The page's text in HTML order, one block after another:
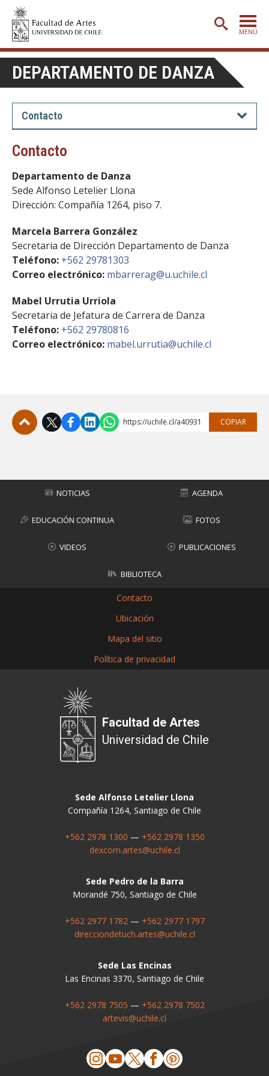
MENÚ
PORTADA
ADMISIÓN
CARRERAS
EXTENSIÓN
CREACIÓNE INVESTIGACIÓN
BIBLIOTECA
DEPARTAMENTOS
FACULTAD
Estudiantes
Académicas/os
DEPARTAMENTO DE DANZA
Contacto
Contacto
Departamento de Danza
Sede Alfonso Letelier Llona
Dirección: Compañía 1264, piso 7.
Marcela Barrera González
Secretaria de Dirección Departamento de Danza
Teléfono: +562 29781303
Correo electrónico: mbarrerag@u.uchile.cl
Mabel Urrutia Urriola
Secretaria de Jefatura de Carrera de Danza
Teléfono: +562 29780816
Correo electrónico: mabel.urrutia@uchile.cl
https://uchile.cl/a40931 COPIAR
NOTICIAS AGENDA
EDUCACIÓN CONTINUA FOTOS
VIDEOS PUBLICACIONES
BIBLIOTECA
Contacto
Ubicación
Mapa del sitio
Política de privacidad
Facultad de Artes
Universidad de Chile
Sede Alfonso Letelier Llona
Compañía 1264, Santiago de Chile
+562 2978 1300 — +562 2978 1350
dexcom.artes@uchile.cl
Sede Pedro de la Barra
Morandé 750, Santiago de Chile
+562 2977 1782— +562 2977 1797
direcciondetuch.artes@uchile.cl
Sede Las Encinas
Las Encinas 3370, Santiago de Chile
+562 2978 7505 — +562 2978 7502
artevis@uchile.cl